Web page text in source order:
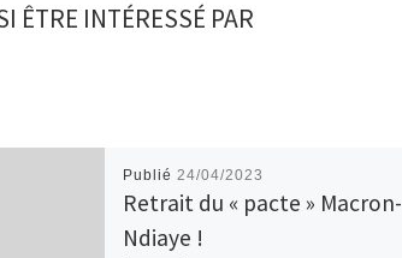
ÊTRE INTÉRESSÉ PAR
Publié 24/04/2023
Retrait du « pacte » Macron-
Ndiaye !